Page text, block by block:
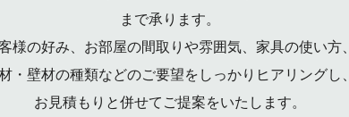
まで承ります。
様の好み、お部屋の間取りや雰囲気、家具の使い方、
・壁材の種類などのご要望をしっかりヒアリングし、
お見積もりと併せてご提案をいたします。